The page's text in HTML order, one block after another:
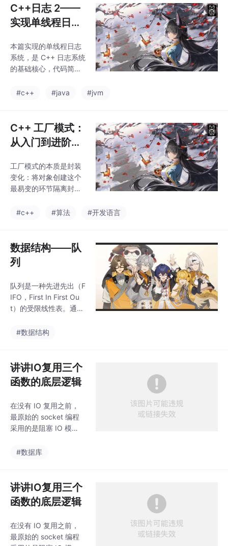
程异步日志。当前实现
的日志系统，已能
异常、性能 4 维测试，
保证系统稳定；问题排
查：提供常见问题解决
最佳实践：指导你在真
实项目中正确使用日
志。目前我们的日志系
线程服务、工具软件的
C++日志 2——
实现单线程日志
本篇实现的单线程日志
系统，是 C++ 日志系统
的基础核心，代码简
足单线程项目的日志需
计，为后续多线程、异
步日志系统打下了坚实
基础。
#c++ #java #jvm
C++ 工厂模式：
从入门到进阶，
建的艺术
工厂模式的本质是封装
变化：将对象创建这个
最易变的环节隔离封
不再依赖易变的创建细
态，始终取决于业务的
复杂度、迭代频率和团
队的维护成本。对于绝
方法模式是扩展性与复
杂度的最佳平衡点；而
对于中大型系统，注册
选择，它兼顾了灵活性
案。
#c++ #算法 #开发语言
数据结构——队
列
队列是一种先进先出（F
IFO，First In First Ou
t）的受限线性表。通俗
人先走，后来的人后
素。和栈刚好完全相
反：栈：后进先出（LIF
O）队列：先进先出（F
代码最简单，存在假溢
出，仅用于入门理解，
不实战使用。循环队
空间浪费，缓存友好，
列：动态扩容无
#数据结构
讲讲IO复用三个
函数的底层逻辑
在没有 IO 复用之前，
最原始的 socket 编程
采用的是阻塞 IO 模
一个客户端连接。当服
ecv()等待客户端发送数
据时，如果没有事件发
生，整个线程就会被操
也干不了，只能傻等。
如果想要支持 1000 个
#数据库
讲讲IO复用三个
函数的底层逻辑
在没有 IO 复用之前，
最原始的 socket 编程